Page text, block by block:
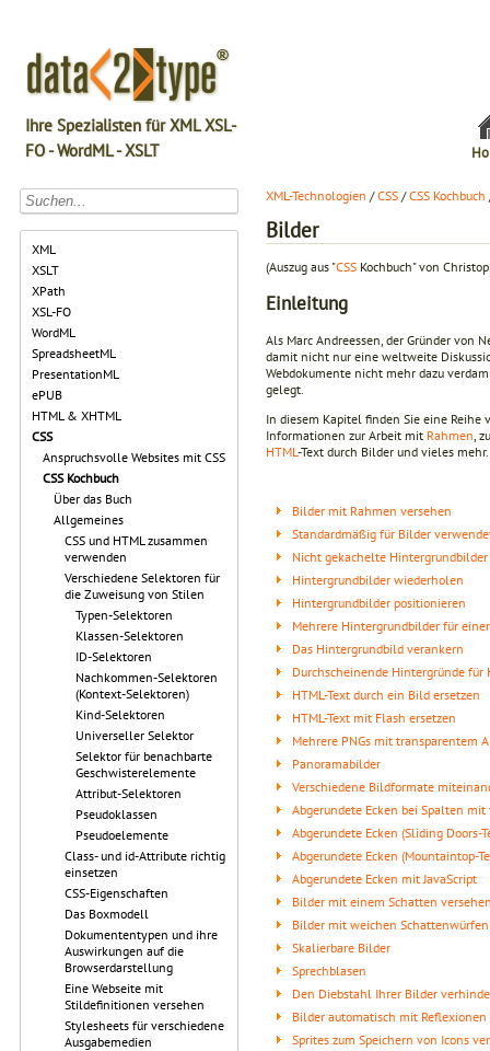
Ihre Spezialisten für XML XSL-
FO - WordML - XSLT
XML
XSLT
XPath
XSL-FO
WordML
SpreadsheetML
PresentationML
ePUB
HTML & XHTML
CSS
Anspruchsvolle Websites mit CSS
CSS Kochbuch
Über das Buch
Allgemeines
CSS und HTML zusammen
verwenden
Verschiedene Selektoren für
die Zuweisung von Stilen
Typen-Selektoren
Klassen-Selektoren
ID-Selektoren
Nachkommen-Selektoren
(Kontext-Selektoren)
Kind-Selektoren
Universeller Selektor
Selektor für benachbarte
Geschwisterelemente
Attribut-Selektoren
Pseudoklassen
Pseudoelemente
Class- und id-Attribute richtig
einsetzen
CSS-Eigenschaften
Das Boxmodell
Dokumententypen und ihre
Auswirkungen auf die
Browserdarstellung
Eine Webseite mit
Stildefinitionen versehen
Stylesheets für verschiedene
Ausgabemedien
XML-Technologien /CSS /CSS Kochbuch
Bilder
(Auszug aus "CSS Kochbuch" von
Einleitung
Als Marc Andreessen, der Gründer von
damit nicht nur eine weltweite
Webdokumente nicht mehr dazu
gelegt.
In diesem Kapitel finden Sie eine Reihe
Informationen zur Arbeit mit Rahmen ,
HTML -Text durch Bilder und vieles mehr.
Bilder mit Rahmen versehen
Standardmäßig für Bilder
Nicht gekachelte Hintergrundbilder
Hintergrundbilder wiederholen
Hintergrundbilder positionieren
Mehrere Hintergrundbilder für
Das Hintergrundbild verankern
Durchscheinende Hintergründe für
HTML-Text durch ein Bild ersetzen
HTML-Text mit Flash ersetzen
Mehrere PNGs mit transparentem
Panoramabilder
Verschiedene Bildformate
Abgerundete Ecken bei Spalten
Abgerundete Ecken (Sliding Doors-
Abgerundete Ecken (Mountaintop-
Abgerundete Ecken mit JavaScript
Bilder mit einem Schatten
Bilder mit weichen
Skalierbare Bilder
Sprechblasen
Den Diebstahl Ihrer Bilder
Bilder automatisch mit Reflexionen
Sprites zum Speichern von Icons